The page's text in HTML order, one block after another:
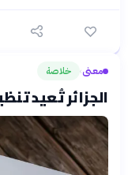
معنى› خلاصة
الجزائر تُعيد